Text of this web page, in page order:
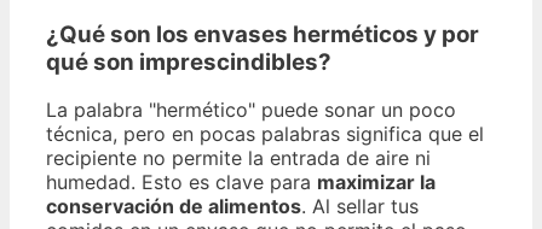
¿Qué son los envases herméticos y por
qué son imprescindibles?
La palabra "hermético" puede sonar un poco
técnica, pero en pocas palabras significa que el
recipiente no permite la entrada de aire ni
humedad. Esto es clave para maximizar la
conservación de alimentos. Al sellar tus